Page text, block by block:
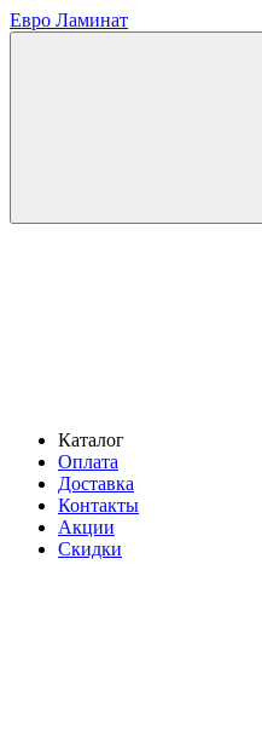
Евро Ламинат
Каталог
Оплата
Доставка
Контакты
Акции
Скидки